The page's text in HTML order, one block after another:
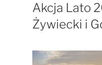
Akcja Lato
Żywiecki i